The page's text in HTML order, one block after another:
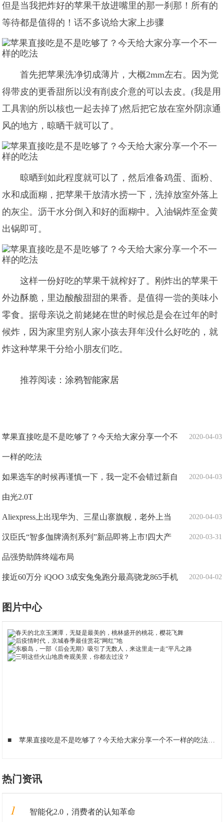
但是当我把炸好的苹果干放进嘴里的那一刹那！所有的
等待都是值得的！话不多说给大家上步骤
首先把苹果洗净切成薄片，大概2mm左右。因为觉
得带皮的更香甜所以没有削皮介意的可以去皮。(我是用
工具割的所以核也一起去掉了)然后把它放在室外阴凉通
风的地方，晾晒干就可以了。
晾晒到如此程度就可以了，然后准备鸡蛋、面粉、
水和成面糊，把苹果干放清水捞一下，洗掉放室外落上
的灰尘。沥干水分倒入和好的面糊中。入油锅炸至金黄
出锅即可。
这样一份好吃的苹果干就榨好了。刚炸出的苹果干
外边酥脆，里边酸酸甜甜的果香。是值得一尝的美味小
零食。据母亲说之前姥姥在世的时候总是会在过年的时
候炸，因为家里穷别人家小孩去拜年没什么好吃的，就
炸这种苹果干分给小朋友们吃。
推荐阅读：涂鸦智能家居
2020-04-03
苹果直接吃是不是吃够了？今天给大家分享一个不
一样的吃法
2020-04-03
如果选车的时候再谨慎一下，我一定不会错过新自
由光2.0T
2020-04-03
Aliexpress上出现华为、三星山寨旗舰，老外上当
2020-03-31
汉臣氏“智多伽牌滴剂系列”新品即将上市!四大产
品强势助阵终端布局
2020-04-02
接近60万分 iQOO 3成安兔兔跑分最高骁龙865手机
图片中心
■ 苹果直接吃是不是吃够了？今天给大家分享一个不一样的吃法■
热门资讯
1 智能化2.0，消费者的认知革命